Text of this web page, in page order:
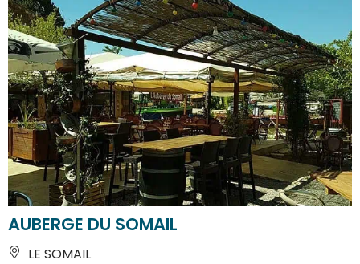
AUBERGE DU SOMAIL
LE SOMAIL